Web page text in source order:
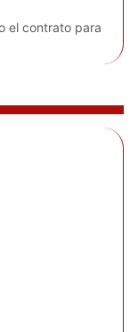
el contrato para